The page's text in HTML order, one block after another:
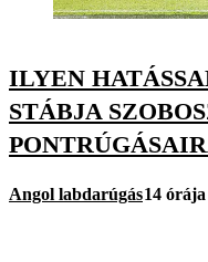
ILYEN
STÁBJA
Angol labdarúgás14 órája